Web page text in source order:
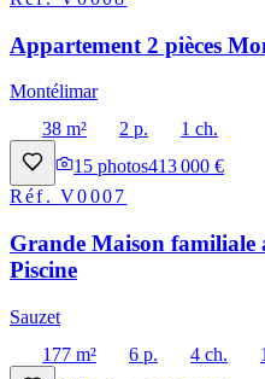
Appartement 2 pièces
Montélimar
38 m²
2 p.
1 ch.
15 photos413 000 €
Réf.V0007
Grande Maison familiale
Piscine
Sauzet
177 m²
6 p. 4 ch.